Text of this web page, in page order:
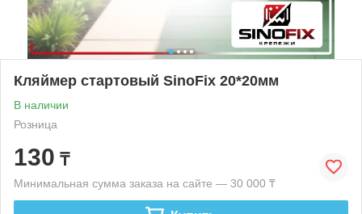
Кляймер стартовый SinoFix 20*20мм
В наличии
Розница
130 ₸
Минимальная сумма заказа на сайте — 30 000 ₸